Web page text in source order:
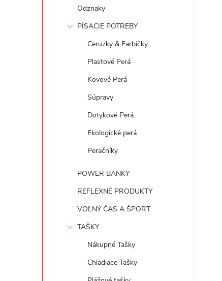
Odznaky
PÍSACIE POTREBY
Ceruzky & Farbičky
Plastové Perá
Kovové Perá
Súpravy
Dotykové Perá
Ekologické perá
Peračníky
POWER BANKY
REFLEXNÉ PRODUKTY
VOĽNÝ ČAS A ŠPORT
TAŠKY
Nákupné Tašky
Chladiace Tašky